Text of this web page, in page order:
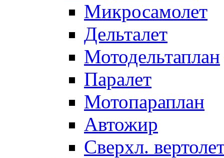
Микросамолет
Дельталет
Мотодельтаплан
Паралет
Мотопараплан
Автожир
Сверхл.